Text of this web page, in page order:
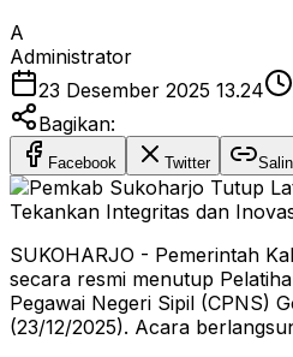
A
Administrator
23 Desember 2025 13.24
Bagikan:
Facebook Twitter Salin
SUKOHARJO - Pemerintah
secara resmi menutup
Pegawai Negeri Sipil (CPNS)
(23/12/2025). Acara